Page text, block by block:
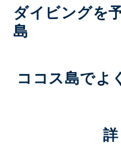
ダイビングを
島
ココス島でよ